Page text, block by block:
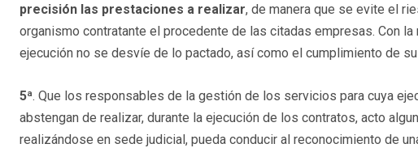
precisión las prestaciones a realizar, de manera que se evite el
organismo contratante el procedente de las citadas empresas. Con
ejecución no se desvíe de lo pactado, así como el cumplimiento de
5ª. Que los responsables de la gestión de los servicios para cuya
abstengan de realizar, durante la ejecución de los contratos, acto
realizándose en sede judicial, pueda conducir al reconocimiento de